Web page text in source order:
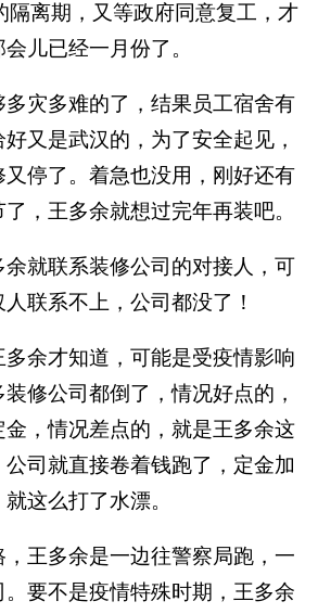
隔离期，又等政府同意复工，才
儿已经一月份了。
灾多难的了，结果员工宿舍有
又是武汉的，为了安全起见，
停了。着急也没用，刚好还有
，王多余就想过完年再装吧。
就联系装修公司的对接人，可
联系不上，公司都没了！
余才知道，可能是受疫情影响
修公司都倒了，情况好点的，
，情况差点的，就是王多余这
司就直接卷着钱跑了，定金加
这么打了水漂。
王多余是一边往警察局跑，一
要不是疫情特殊时期，王多余